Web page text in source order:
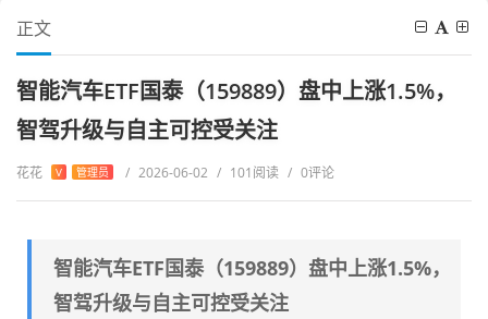
正文
智能汽车ETF国泰（159889）盘中上涨1.5%，
智驾升级与自主可控受关注
花花 V 管理员 / 2026-06-02 / 101阅读 / 0评论
智能汽车ETF国泰（159889）盘中上涨1.5%，
智驾升级与自主可控受关注